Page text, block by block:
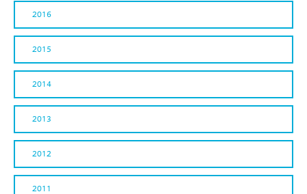
2016
2015
2014
2013
2012
2011